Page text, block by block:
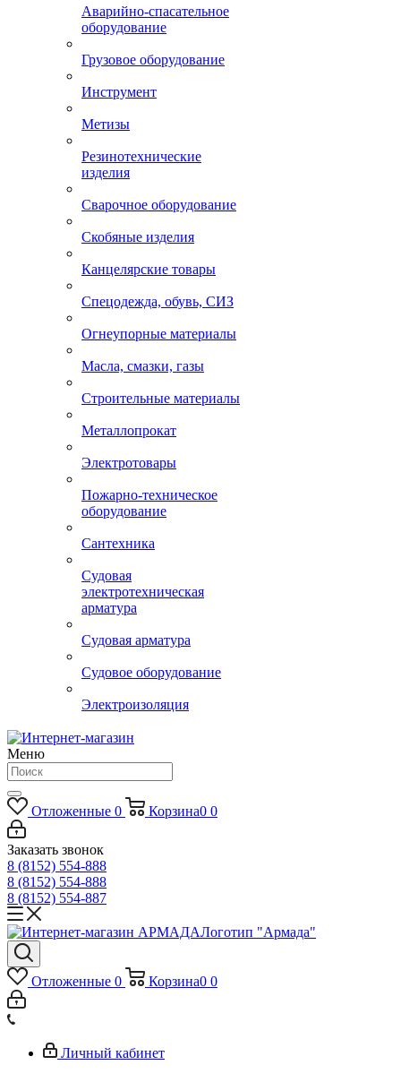
Аварийно-спасательное
оборудование
Грузовое оборудование
Инструмент
Метизы
Резинотехнические
изделия
Сварочное оборудование
Скобяные изделия
Канцелярские товары
Спецодежда, обувь, СИЗ
Огнеупорные материалы
Масла, смазки, газы
Строительные материалы
Металлопрокат
Электротовары
Пожарно-техническое
оборудование
Сантехника
Судовая
электротехническая
арматура
Судовая арматура
Судовое оборудование
Электроизоляция
Меню
Отложенные 0 Корзина0 0
Заказать звонок
8 (8152) 554-888
8 (8152) 554-888
8 (8152) 554-887
Логотип "Армада"
Отложенные 0 Корзина0 0
Личный кабинет